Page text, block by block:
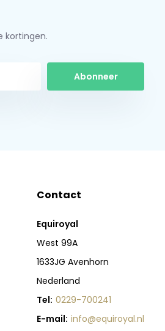
kortingen.
Abonneer
Contact
Equiroyal
West 99A
1633JG Avenhorn
Nederland
Tel: 0229-700241
E-mail: info@equiroyal.nl